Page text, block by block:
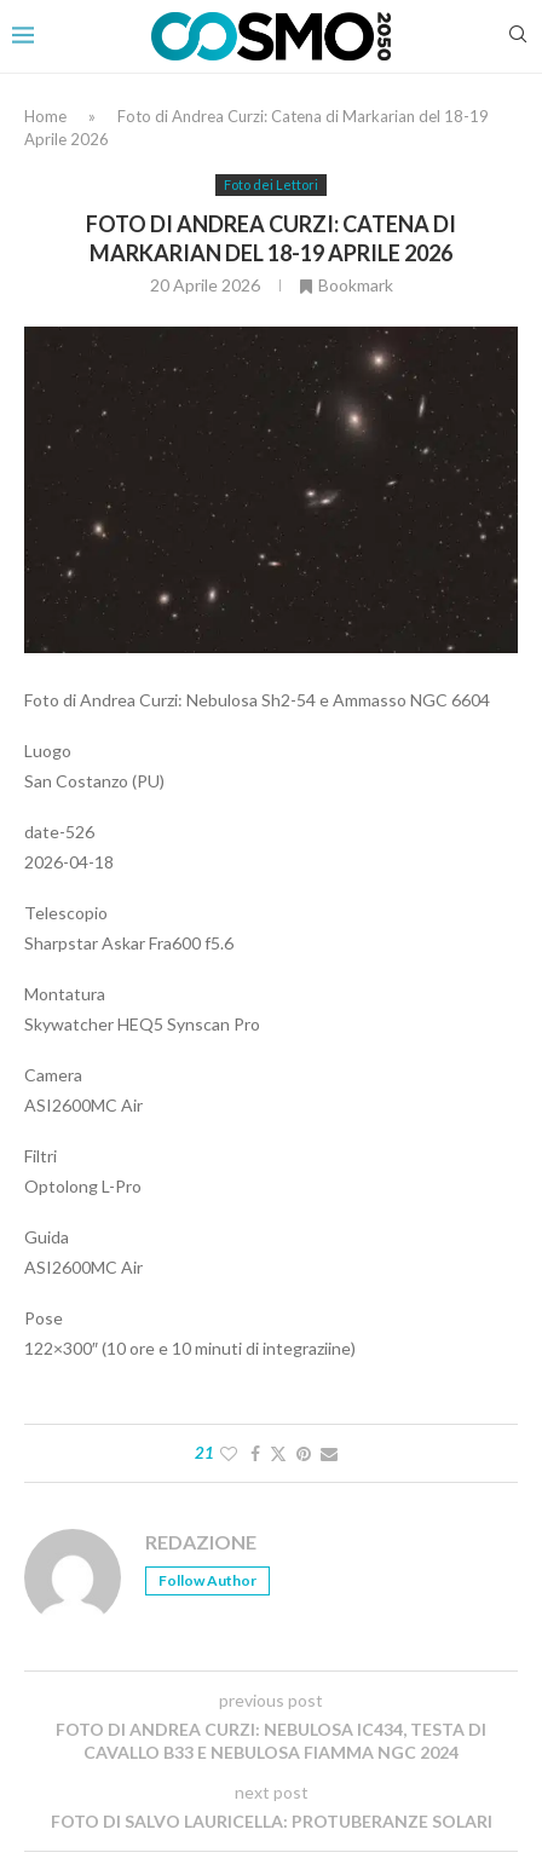
Home »
Foto di Andrea Curzi: Catena di Markarian del 18-19
Aprile 2026
Foto dei Lettori
FOTO DI ANDREA CURZI: CATENA DI
MARKARIAN DEL 18-19 APRILE 2026
20 Aprile 2026 Bookmark
Foto di Andrea Curzi: Nebulosa Sh2-54 e Ammasso NGC 6604
Luogo
San Costanzo (PU)
date-526
2026-04-18
Telescopio
Sharpstar Askar Fra600 f5.6
Montatura
Skywatcher HEQ5 Synscan Pro
Camera
ASI2600MC Air
Filtri
Optolong L-Pro
Guida
ASI2600MC Air
Pose
122×300″ (10 ore e 10 minuti di integraziine)
21
REDAZIONE
Follow Author
previous post
FOTO DI ANDREA CURZI: NEBULOSA IC434, TESTA DI
CAVALLO B33 E NEBULOSA FIAMMA NGC 2024
next post
FOTO DI SALVO LAURICELLA: PROTUBERANZE SOLARI